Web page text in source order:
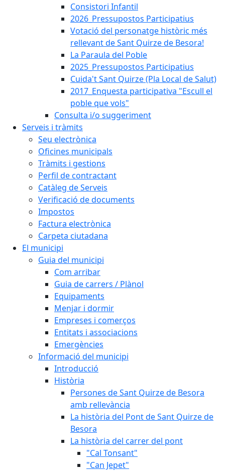
Consistori Infantil
2026_Pressupostos Participatius
Votació del personatge històric més
rellevant de Sant Quirze de Besora!
La Paraula del Poble
2025_Pressupostos Participatius
Cuida't Sant Quirze (Pla Local de Salut)
2017_Enquesta participativa "Escull el
poble que vols"
Consulta i/o suggeriment
Serveis i tràmits
Seu electrònica
Oficines municipals
Tràmits i gestions
Perfil de contractant
Catàleg de Serveis
Verificació de documents
Impostos
Factura electrònica
Carpeta ciutadana
El municipi
Guia del municipi
Com arribar
Guia de carrers / Plànol
Equipaments
Menjar i dormir
Empreses i comerços
Entitats i associacions
Emergències
Informació del municipi
Introducció
Història
Persones de Sant Quirze de Besora
amb rellevància
La història del Pont de Sant Quirze de
Besora
La història del carrer del pont
"Cal Tonsant"
"Can Jepet"